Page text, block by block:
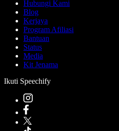
Hubungi Kami
Blog
Kerjaya
Program Afiliasi
Bantuan
Status
Media
Kit Jenama
Ikuti Speechify